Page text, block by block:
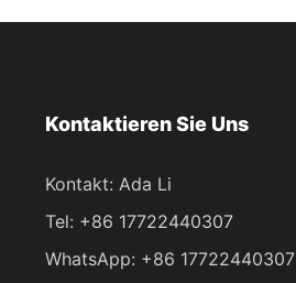
Kontaktieren Sie Uns
Kontakt: Ada Li
Tel: +86 17722440307
WhatsApp: +86 17722440307